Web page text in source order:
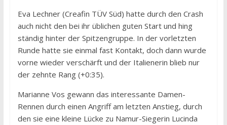
Eva Lechner (Creafin TÜV Süd) hatte durch den Crash
auch nicht den bei ihr üblichen guten Start und hing
ständig hinter der Spitzengruppe. In der vorletzten
Runde hatte sie einmal fast Kontakt, doch dann wurde
vorne wieder verschärft und der Italienerin blieb nur
der zehnte Rang (+0:35).
Marianne Vos gewann das interessante Damen-
Rennen durch einen Angriff am letzten Anstieg, durch
den sie eine kleine Lücke zu Namur-Siegerin Lucinda